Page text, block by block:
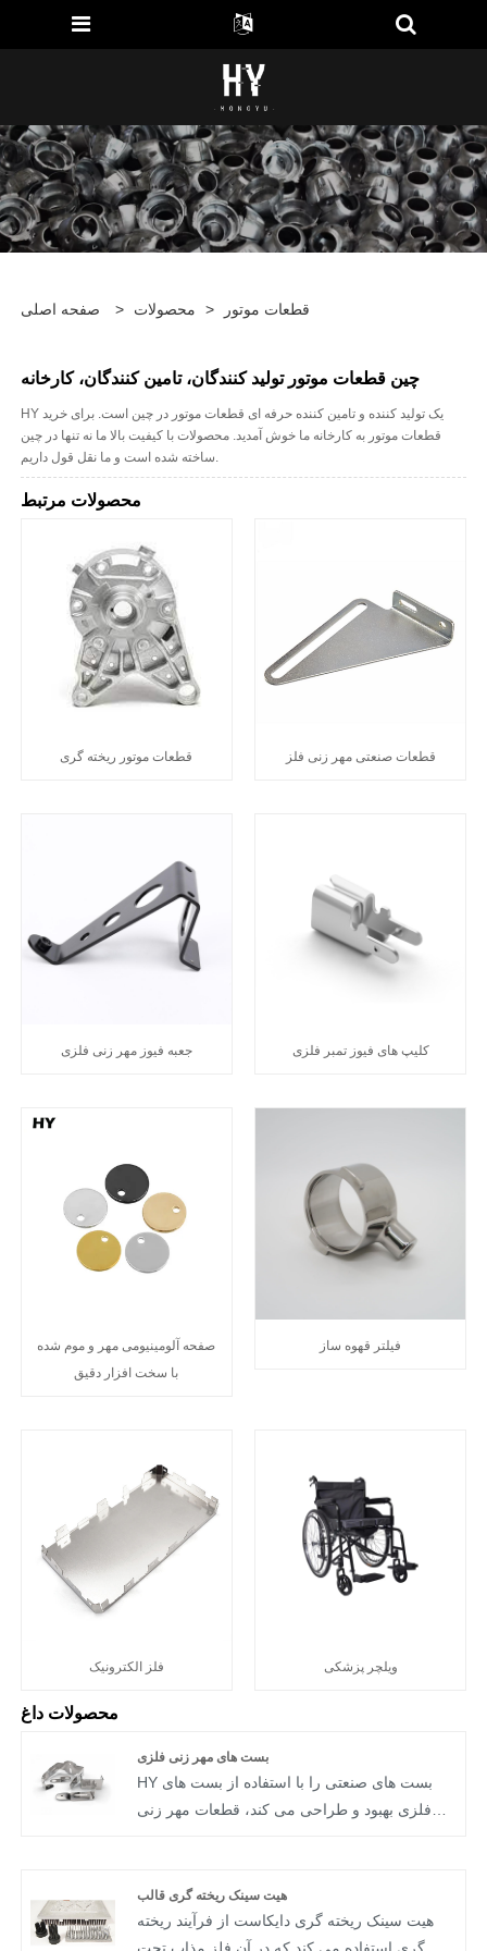
صفحه اصلی > محصولات > قطعات موتور
چین قطعات موتور تولید کنندگان، تامین کنندگان، کارخانه
HY یک تولید کننده و تامین کننده حرفه ای قطعات موتور در چین است. برای خرید
قطعات موتور به کارخانه ما خوش آمدید. محصولات با کیفیت بالا ما نه تنها در چین
ساخته شده است و ما نقل قول داریم.
محصولات مرتبط
قطعات موتور ریخته گری قطعات صنعتی مهر زنی فلز
جعبه فیوز مهر زنی فلزی کلیپ های فیوز تمبر فلزی
صفحه آلومینیومی مهر و موم شده
با سخت افزار دقیق
فیلتر قهوه ساز
فلز الکترونیک ویلچر پزشکی
محصولات داغ
بست های مهر زنی فلزی
HY بست های صنعتی را با استفاده از بست های
فلزی بهبود و طراحی می کند، قطعات مهر زنی
تقریباً در هر صنعتی از جمله برق، خودرو، لوازم
خانگی و ساخت و ساز استفاده می شود.
هیت سینک ریخته گری قالب
هیت سینک ریخته گری دایکاست از فرآیند ریخته
گری استفاده می کند که در آن فلز مذاب تحت